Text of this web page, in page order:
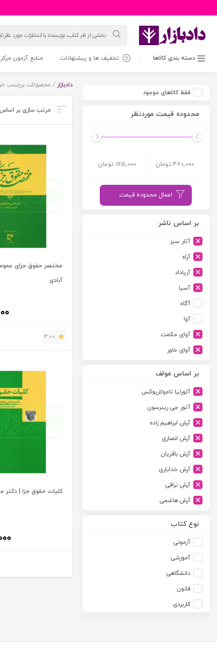
محصولات
دسته بندی کالاها تخفیف ها و پیشنهادات منابع آزمون
فقط کالاهای موجود
محدوده قیمت موردنظر
165,000 تومان 420,000 تومان
اعمال محدوده قیمت
بر اساس ناشر
آثار سبز
آراه
آریاداد
آسیا
آگاه
آوا
آوای حکمت
آوای خاور
آیدین
ارجمند
ارسطو
ارشد
اسلامیه
اشکان
اطلاعات
امجد
امید انقلاب
بر اساس مولف
آئورلیا تامولاریوکس
آتور جی رینرسون
آرش ابراهیم زاده
آرش انصاری
آرش باقریان
آرش خدایاری
آرش نراقی
آرش هاشمی
آزاده صادقی
آزیتا قربانی رحیم
آلبرت ون دایسی
آلن ردفرن
آمنه باخدا
آنتونی آگوس
نوع کتاب
آزمونی
آموزشی
دانشگاهی
قانون
کاربردی
دادبازار / محصولات برچسب
مختصر حقوق جزای
آبادی
3.00
کلیات حقوق جزا | دکتر